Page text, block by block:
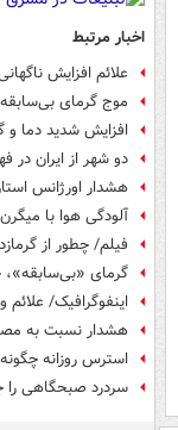
اخبار مرتبط
علائم افزایش
موج گرمای
افزایش شدید دما و
دو شهر از ایران
هشدار اورژانس
آلودگی هوا با
فیلم/ چطور از
گرمای «بی‌سابقه»، جان ۱۰۰۰ فرانسوی
اینفوگرافیک/ علائم
هشدار نسبت به
استرس روزانه
سردرد صبحگاهی را